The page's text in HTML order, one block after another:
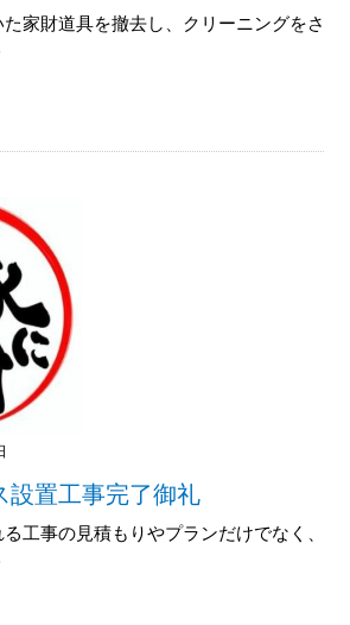
家財道具を撤去し、クリーニングをさ
設置工事完了御礼
工事の見積もりやプランだけでなく、